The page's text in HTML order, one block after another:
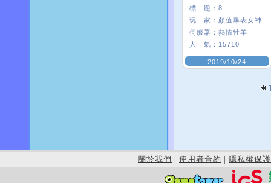
標 題： 8
玩 家： 顏值爆表女神
伺服器： 熱情牡羊
人 氣： 15710
2019/10/24
關於我們 | 使用者合約 | 隱私權保護